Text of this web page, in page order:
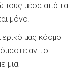
μέσα από τα
μόνο.
μας κόσμο
αν το
μια